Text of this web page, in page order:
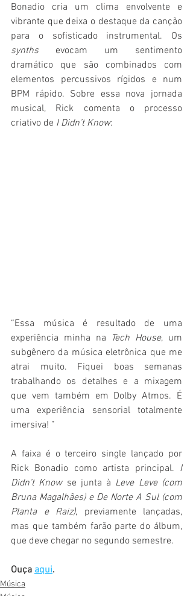
Bonadio cria um clima envolvente e
vibrante que deixa o destaque da canção
synths evocam um sentimento
dramático que são combinados com
elementos percussivos rígidos e num
BPM rápido. Sobre essa nova jornada
musical, Rick comenta o processo
criativo de I Didn’t Know:
“Essa música é resultado de uma
experiência minha na Tech House, um
subgênero da música eletrônica que me
atrai muito. Fiquei boas semanas
trabalhando os detalhes e a mixagem
que vem também em Dolby Atmos. É
uma experiência sensorial totalmente
imersiva! ”
A faixa é o terceiro single lançado por
Rick Bonadio como artista principal. I
Didn’t Know se junta à Leve Leve (com
Bruna Magalhães) e De Norte A Sul (com
Planta e Raiz), previamente lançadas,
mas que também farão parte do álbum,
que deve chegar no segundo semestre.
Ouça aqui.
Música